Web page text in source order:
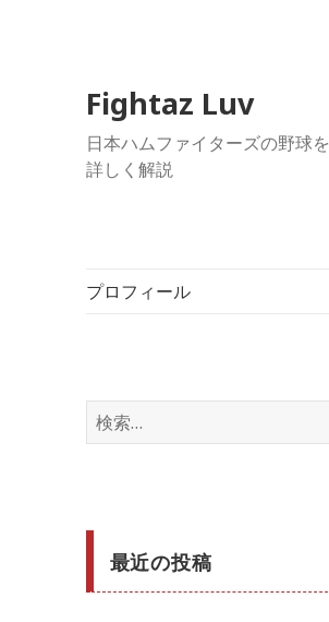
Fightaz Luv
日本ハムファイターズの野球を
詳しく解説
プロフィール
検
索:
最近の投稿